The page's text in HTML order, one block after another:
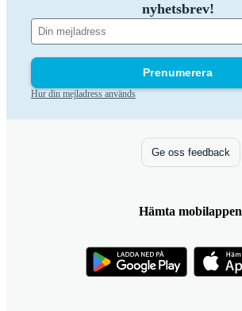
nyhetsbrev!
Prenumerera
Hur din mejladress används
Ge oss feedback
Hämta mobilappen